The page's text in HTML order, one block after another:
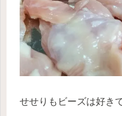
せせりもビーズは好き